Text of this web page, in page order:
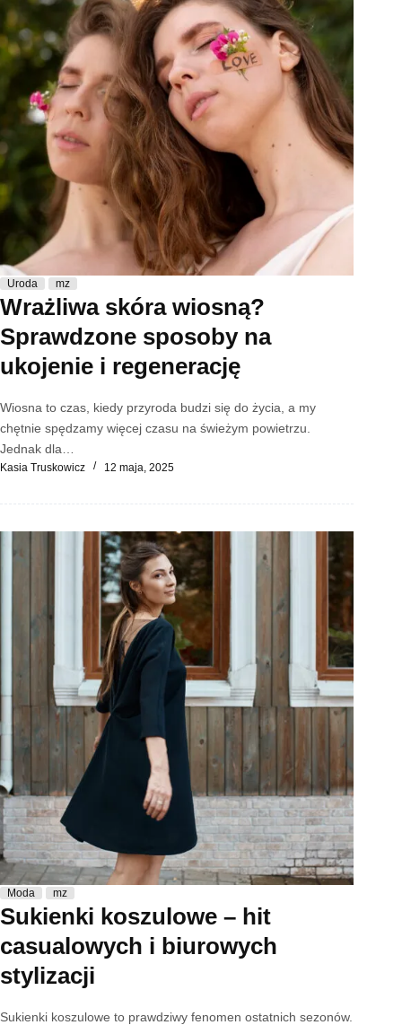
Uroda mz
Wrażliwa skóra wiosną?
Sprawdzone sposoby na
ukojenie i regenerację
Wiosna to czas, kiedy przyroda budzi się do życia, a my
chętnie spędzamy więcej czasu na świeżym powietrzu.
Jednak dla…
Kasia Truskowicz 12 maja, 2025
Moda mz
Sukienki koszulowe – hit
casualowych i biurowych
stylizacji
Sukienki koszulowe to prawdziwy fenomen ostatnich sezonów.